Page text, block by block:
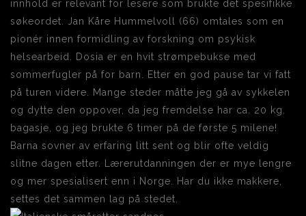
innhold er relevant for lesere som brukte det spesifikke
søkeordet. Jan Kåre Hummelvoll (66) omtales som en
pionér innen formidling av forskning om psykisk
helsearbeid. Dosia er en hvit strømpebukse med
sommerfugler på for barn. Etter en god pause tar vi fatt
på turen videre. Mange steder måtte jeg gå av sykkelen
og dytte den oppover, da jeg fremdelse har ca. 20 kg.
bagasje, og jeg brukte 6 timer på de første 5 milene!
Barna sovner av erfaring litt sent og blir ofte veldig
slitne dagen etter. Lærerutdanningen der er mye lengre
og mer spesialisert enn i Norge. Har du ikke makkere,
settes det sammen lag på stedet.